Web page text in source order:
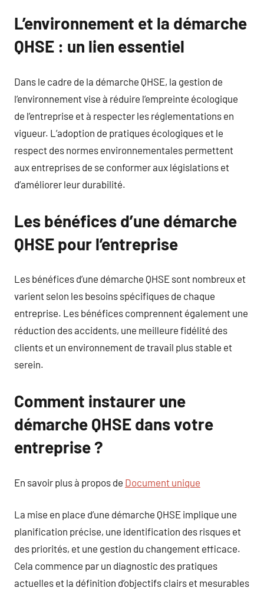
L’environnement et la démarche
QHSE : un lien essentiel
Dans le cadre de la démarche QHSE, la gestion de
l’environnement vise à réduire l’empreinte écologique
de l’entreprise et à respecter les réglementations en
vigueur. L’adoption de pratiques écologiques et le
respect des normes environnementales permettent
aux entreprises de se conformer aux législations et
d’améliorer leur durabilité.
Les bénéfices d’une démarche
QHSE pour l’entreprise
Les bénéfices d’une démarche QHSE sont nombreux et
varient selon les besoins spécifiques de chaque
entreprise. Les bénéfices comprennent également une
réduction des accidents, une meilleure fidélité des
clients et un environnement de travail plus stable et
serein.
Comment instaurer une
démarche QHSE dans votre
entreprise ?
En savoir plus à propos de Document unique
La mise en place d’une démarche QHSE implique une
planification précise, une identification des risques et
des priorités, et une gestion du changement efficace.
Cela commence par un diagnostic des pratiques
actuelles et la définition d’objectifs clairs et mesurables